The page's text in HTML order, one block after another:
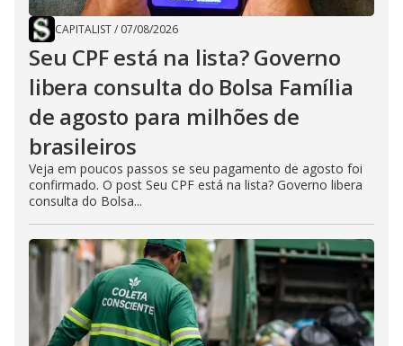
CAPITALIST/ 07/08/2026
Seu CPF está na lista? Governo
libera consulta do Bolsa Família
de agosto para milhões de
brasileiros
Veja em poucos passos se seu pagamento de agosto foi
confirmado. O post Seu CPF está na lista? Governo libera
consulta do Bolsa...